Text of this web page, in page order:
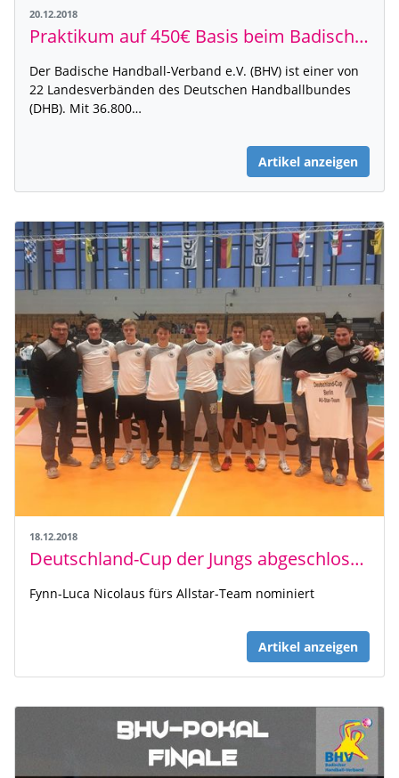
20.12.2018
Praktikum auf 450€ Basis beim Badischen Handball-Verband
Der Badische Handball-Verband e.V. (BHV) ist einer von
22 Landesverbänden des Deutschen Handballbundes
(DHB). Mit 36.800…
Artikel anzeigen
18.12.2018
Deutschland-Cup der Jungs abgeschlossen
Fynn-Luca Nicolaus fürs Allstar-Team nominiert
Artikel anzeigen